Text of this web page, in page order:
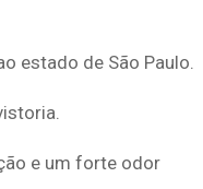
estado de São Paulo.
e um forte odor